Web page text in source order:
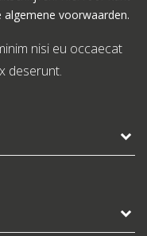
voorwaarden.
nisi eu occaecat
deserunt.